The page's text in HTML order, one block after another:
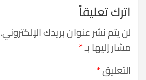
اترك تعليقاً
لن يتم نشر عنوان بريدك الإلكتروني.
مشار إليها بـ*
التعليق*